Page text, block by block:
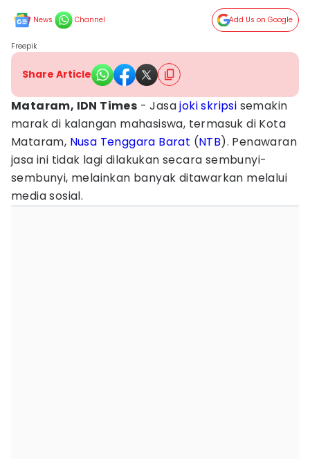
News Channel Add Us on Google
Freepik
Share Article
Mataram, IDN Times - Jasajoki skripsi semakin
marak di kalangan mahasiswa, termasuk di Kota
Mataram, Nusa Tenggara Barat (NTB). Penawaran
jasa ini tidak lagi dilakukan secara sembunyi-
sembunyi, melainkan banyak ditawarkan melalui
media sosial.